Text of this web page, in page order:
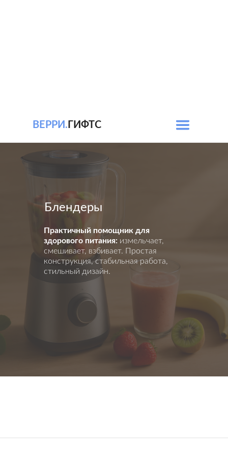
ВЕРРИ. ГИФТС
Блендеры
Практичный помощник для
здорового питания: измельчает,
смешивает, взбивает. Простая
конструкция, стабильная работа,
стильный дизайн.